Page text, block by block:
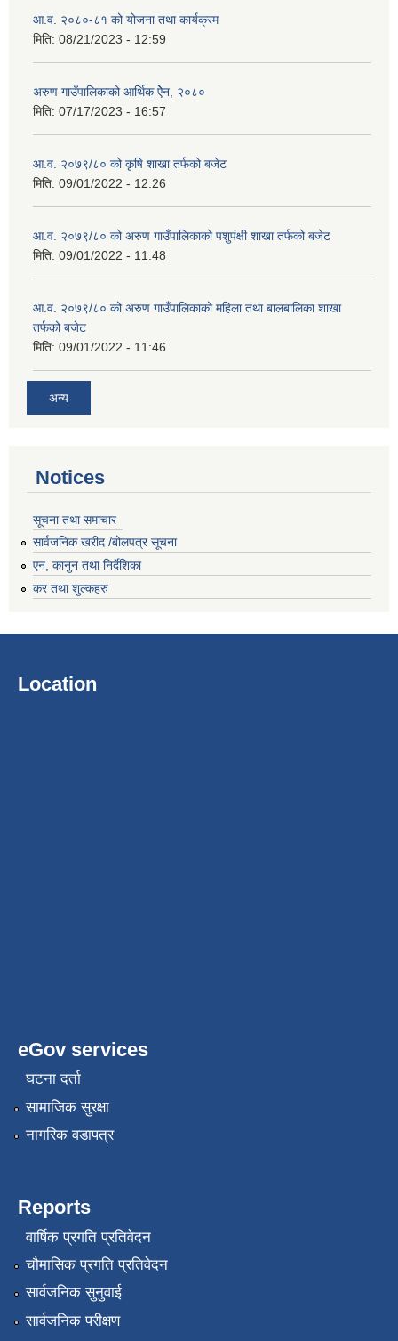
आ.व. २०८०-८१ को योजना तथा कार्यक्रम
मिति: 08/21/2023 - 12:59
अरुण गाउँपालिकाको आर्थिक ऐेन, २०८०
मिति: 07/17/2023 - 16:57
आ.व. २०७९/८० को कृषि शाखा तर्फको बजेट
मिति: 09/01/2022 - 12:26
आ.व. २०७९/८० को अरुण गाउँपालिकाको पशुपंक्षी शाखा तर्फको बजेट
मिति: 09/01/2022 - 11:48
आ.व. २०७९/८० को अरुण गाउँपालिकाको महिला तथा बालबालिका शाखा
तर्फको बजेट
मिति: 09/01/2022 - 11:46
अन्य
Notices
सूचना तथा समाचार
सार्वजनिक खरीद /बोलपत्र सूचना
एन, कानुन तथा निर्देशिका
कर तथा शुल्कहरु
Location
eGov services
घटना दर्ता
सामाजिक सुरक्षा
नागरिक वडापत्र
Reports
वार्षिक प्रगति प्रतिवेदन
चौमासिक प्रगति प्रतिवेदन
सार्वजनिक सुनुवाई
सार्वजनिक परीक्षण